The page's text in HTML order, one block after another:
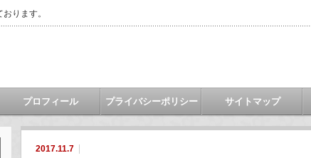
ります。
プロフィール プライバシーポリシー サイトマップ
2017.11.7